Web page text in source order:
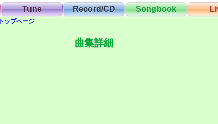
Tune Record/CD Songbook
トップページ
曲集詳細